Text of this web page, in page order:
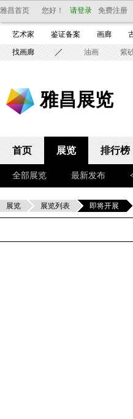
雅昌首页 您好！ 请登录 免费注册
艺术家 鉴证备案 画廊
找画廊 油画 紫
雅昌展览
首页 展览 排行榜
全部展览 最新发布
展览 展览列表 即将开展